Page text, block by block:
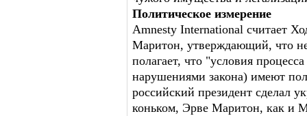
Политическое измерение
Amnesty International считает
Маритон, утверждающий, что
полагает, что "условия
нарушениями закона) имеют
российский президент сделал
коньком, Эрве Маритон, как и